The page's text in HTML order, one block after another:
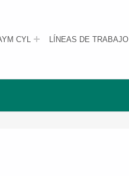
CYL LÍNEAS DE TRABAJO